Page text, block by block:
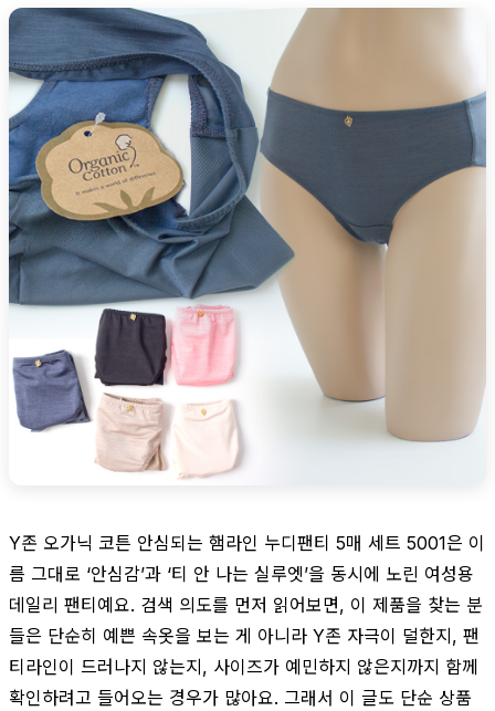
Y존 오가닉 코튼 안심되는 햄라인 누디팬티 5매 세트 5001은 이
름 그대로 ‘안심감’과 ‘티 안 나는 실루엣’을 동시에 노린 여성용
데일리 팬티예요. 검색 의도를 먼저 읽어보면, 이 제품을 찾는 분
들은 단순히 예쁜 속옷을 보는 게 아니라 Y존 자극이 덜한지, 팬
티라인이 드러나지 않는지, 사이즈가 예민하지 않은지까지 함께
확인하려고 들어오는 경우가 많아요. 그래서 이 글도 단순 상품